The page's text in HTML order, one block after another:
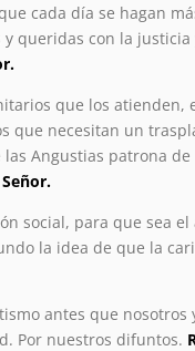
cada día se hagan
queridas con la
que los atienden,
que necesitan un
Angustias patrona
social, para que sea
la idea de que la
antes que nosotros
Por nuestros difuntos.